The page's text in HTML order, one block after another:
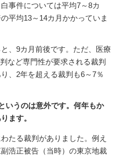
事件については平均7～8カ
平均13～14カ月かかっていま
、9カ月前後です。ただ、医療
など専門性が要求される裁判
、2年を超える裁判も6～7％
いうのは意外です。何年もか
ます。
たる裁判がありました。例え
浩正被告（当時）の東京地裁